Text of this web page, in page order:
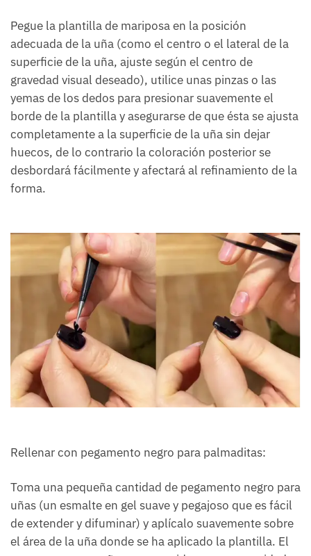
Pegue la plantilla de mariposa en la posición
adecuada de la uña (como el centro o el lateral de la
superficie de la uña, ajuste según el centro de
gravedad visual deseado), utilice unas pinzas o las
yemas de los dedos para presionar suavemente el
borde de la plantilla y asegurarse de que ésta se ajusta
completamente a la superficie de la uña sin dejar
huecos, de lo contrario la coloración posterior se
desbordará fácilmente y afectará al refinamiento de la
forma.
Rellenar con pegamento negro para palmaditas:
Toma una pequeña cantidad de pegamento negro para
uñas (un esmalte en gel suave y pegajoso que es fácil
de extender y difuminar) y aplícalo suavemente sobre
el área de la uña donde se ha aplicado la plantilla. El